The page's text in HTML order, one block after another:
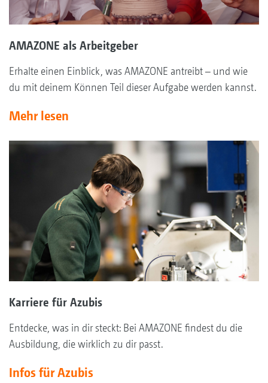
AMAZONE als Arbeitgeber
Erhalte einen Einblick, was AMAZONE antreibt – und wie
du mit deinem Können Teil dieser Aufgabe werden kannst.
Mehr lesen
Karriere für Azubis
Entdecke, was in dir steckt: Bei AMAZONE findest du die
Ausbildung, die wirklich zu dir passt.
Infos für Azubis